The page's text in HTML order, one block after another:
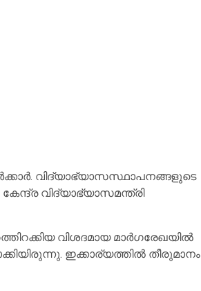
വിദ്യാഭ്യാസസ്ഥാപനങ്ങളുടെ
വിദ്യാഭ്യാസമന്ത്രി
വിശദമായ മാര്‍ഗരേഖയിൽ
ഇക്കാര്യത്തില്‍ തീരുമാനം